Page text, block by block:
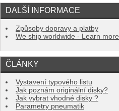
DALŠÍ INFORMACE
Způsoby dopravy a platby
We ship worldwide - Learn more
ČLÁNKY
Vystavení typového listu
Jak poznám originální disky?
Jak vybrat vhodné disky ?
Parametry pneumatik